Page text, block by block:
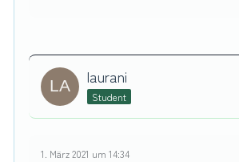
laurani
Student
1. März 2021 um 14:34